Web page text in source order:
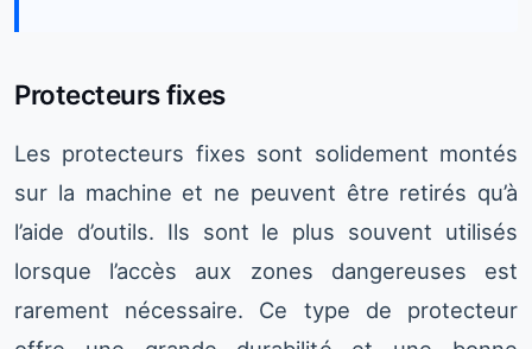
Protecteurs fixes
Les protecteurs fixes sont solidement montés
sur la machine et ne peuvent être retirés qu’à
l’aide d’outils. Ils sont le plus souvent utilisés
lorsque l’accès aux zones dangereuses est
rarement nécessaire. Ce type de protecteur